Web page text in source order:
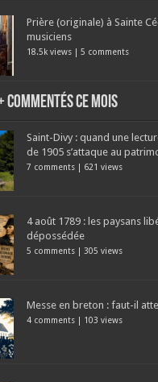
Prière (originale) à Sainte
musiciens
18.5k views |5 comments
ce mois
Saint-Divy : quand une
de 1905 s’attaque au
7 comments 621 views
4 août 1789 : les paysans
dépossédée
5 comments 305 views
Messe en breton : faut-il
4 comments 103 views